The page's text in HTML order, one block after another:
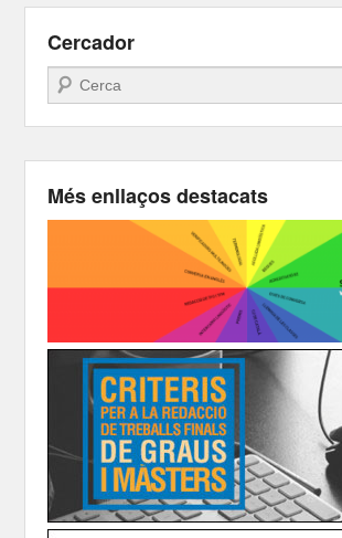
Cercador
Search
Més enllaços destacats